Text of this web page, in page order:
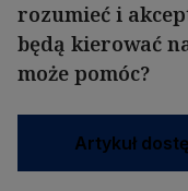
rozumieć i
będą kierować
może pomóc?
Artykuł